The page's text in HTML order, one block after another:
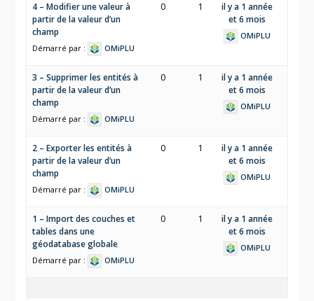
4 – Modifier une valeur à
partir de la valeur d’un
champ
Démarré par : OMiPLU
0 1
il y a 1 année
et 6 mois
OMiPLU
3 – Supprimer les entités à
partir de la valeur d’un
champ
Démarré par : OMiPLU
0 1
il y a 1 année
et 6 mois
OMiPLU
2 – Exporter les entités à
partir de la valeur d’un
champ
Démarré par : OMiPLU
0 1
il y a 1 année
et 6 mois
OMiPLU
1 – Import des couches et
tables dans une
géodatabase globale
Démarré par : OMiPLU
0 1
il y a 1 année
et 6 mois
OMiPLU